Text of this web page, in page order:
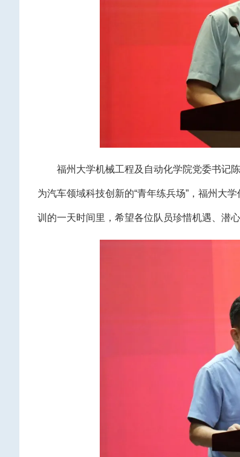
福州大学机械工程及自动化学院党委书记
为汽车领域科技创新的“青年练兵场”，福州大
训的一天时间里，希望各位队员珍惜机遇、潜